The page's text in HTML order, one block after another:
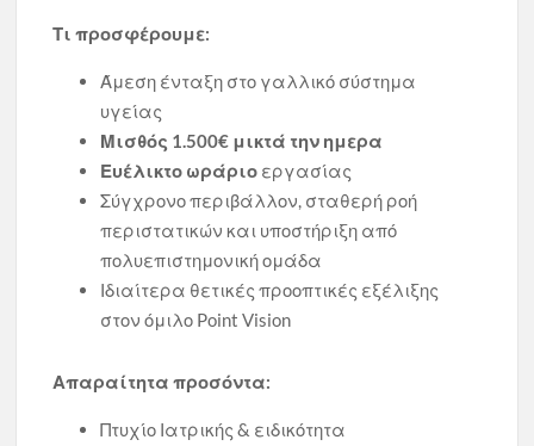
Τι προσφέρουμε:
Άμεση ένταξη στο γαλλικό σύστημα
υγείας
Μισθός 1.500€ μικτά την ημερα
Ευέλικτο ωράριο εργασίας
Σύγχρονο περιβάλλον, σταθερή ροή
περιστατικών και υποστήριξη από
πολυεπιστημονική ομάδα
Ιδιαίτερα θετικές προοπτικές εξέλιξης
στον όμιλο Point Vision
Απαραίτητα προσόντα:
Πτυχίο Ιατρικής & ειδικότητα